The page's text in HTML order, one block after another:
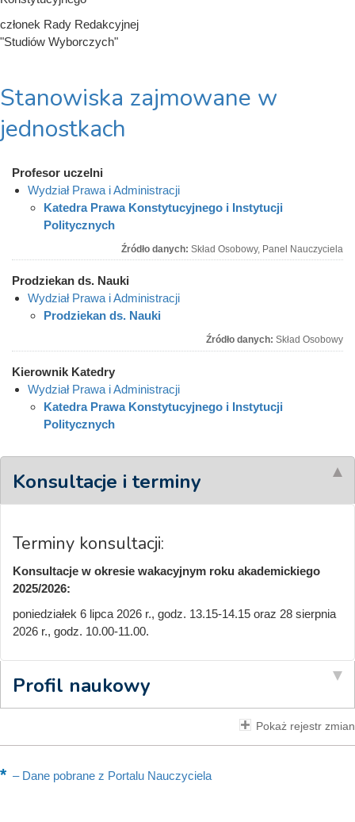
członek Rady Redakcyjnej
"Studiów Wyborczych"
Stanowiska zajmowane w
jednostkach
Profesor uczelni
Wydział Prawa i Administracji
Katedra Prawa Konstytucyjnego i Instytucji
Politycznych
Źródło danych: Skład Osobowy, Panel Nauczyciela
Prodziekan ds. Nauki
Wydział Prawa i Administracji
Prodziekan ds. Nauki
Źródło danych: Skład Osobowy
Kierownik Katedry
Wydział Prawa i Administracji
Katedra Prawa Konstytucyjnego i Instytucji
Politycznych
Konsultacje i terminy
Terminy konsultacji:
Konsultacje w okresie wakacyjnym roku akademickiego
2025/2026:
poniedziałek 6 lipca 2026 r., godz. 13.15-14.15 oraz 28 sierpnia
2026 r., godz. 10.00-11.00.
Profil naukowy
Pokaż rejestr zmian
–Dane pobrane z Portalu Nauczyciela